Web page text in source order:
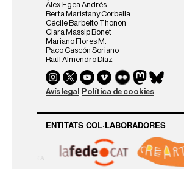
Àlex Egea Andrés
Berta Maristany Corbella
Cécile Barbeito Thonon
Clara Massip Bonet
Mariano Flores M.
Paco Cascón Soriano
Raúl Almendro Díaz
Avís legal Política de cookies
ENTITATS COL·LABORADORES